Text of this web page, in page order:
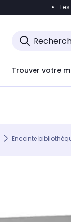
Accéder
Trouver votre
Enceinte